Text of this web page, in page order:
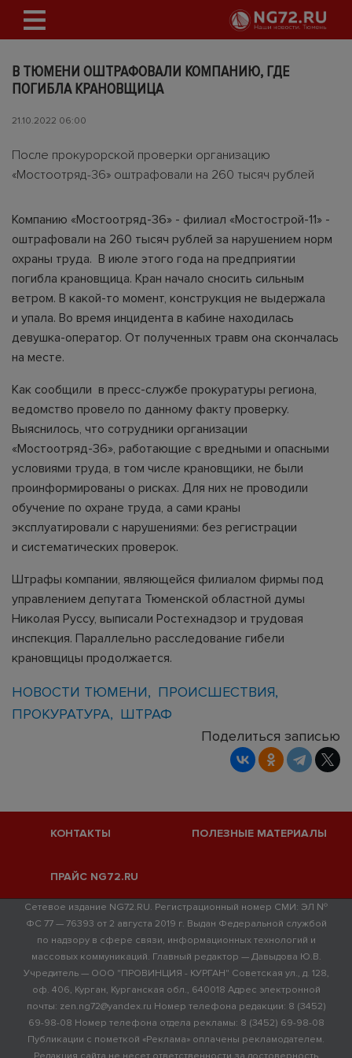
В ТЮМЕНИ ОШТРАФОВАЛИ КОМПАНИЮ, ГДЕ
ПОГИБЛА КРАНОВЩИЦА
21.10.2022 06:00
После прокурорской проверки организацию
«Мостоотряд-36» оштрафовали на 260 тысяч рублей
Компанию «Мостоотряд-36» - филиал «Мостострой-11» -
оштрафовали на 260 тысяч рублей за нарушением норм
охраны труда. В июле этого года на предприятии
погибла крановщица. Кран начало сносить сильным
ветром. В какой-то момент, конструкция не выдержала
и упала. Во время инцидента в кабине находилась
девушка-оператор. От полученных травм она скончалась
на месте.
Как сообщили в пресс-службе прокуратуры региона,
ведомство провело по данному факту проверку.
Выяснилось, что сотрудники организации
«Мостоотряд-36», работающие с вредными и опасными
условиями труда, в том числе крановщики, не были
проинформированы о рисках. Для них не проводили
обучение по охране труда, а сами краны
эксплуатировали с нарушениями: без регистрации
и систематических проверок.
Штрафы компании, являющейся филиалом фирмы под
управлением депутата Тюменской областной думы
Николая Руссу, выписали Ростехнадзор и трудовая
инспекция. Параллельно расследование гибели
крановщицы продолжается.
НОВОСТИ ТЮМЕНИ
ПРОИСШЕСТВИЯ
ПРОКУРАТУРА
ШТРАФ
Поделиться записью
КОНТАКТЫ ПОЛЕЗНЫЕ МАТЕРИАЛЫ
ПРАЙС NG72.RU
Сетевое издание NG72.RU. Регистрационный номер СМИ: ЭЛ №
ФС 77 — 76393 от 2 августа 2019 г. Выдан Федеральной службой
по надзору в сфере связи, информационных технологий и
массовых коммуникаций. Главный редактор — Давыдова Ю.В.
Учредитель — ООО "ПРОВИНЦИЯ - КУРГАН" Советская ул., д. 128,
оф. 406, Курган, Курганская обл., 640018 Адрес электронной
почты: zen.ng72@yandex.ru Номер телефона редакции: 8 (3452)
69-98-08 Номер телефона отдела рекламы: 8 (3452) 69-98-08
Публикации с пометкой «Реклама» оплачены рекламодателем.